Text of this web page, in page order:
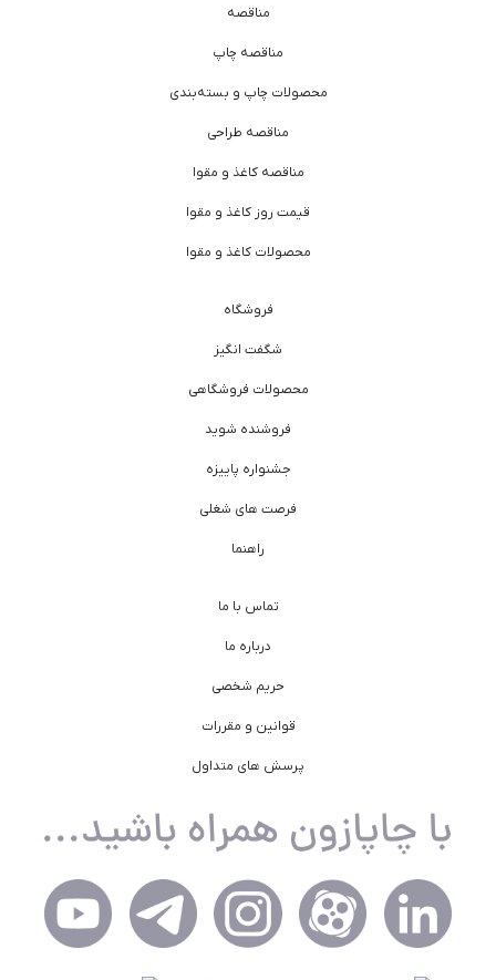
مناقصه
مناقصه چاپ
محصولات چاپ و بسته‌بندی
مناقصه طراحی
مناقصه کاغذ و مقوا
قیمت روز کاغذ و مقوا
محصولات کاغذ و مقوا
فروشگاه
شگفت انگیز
محصولات فروشگاهی
فروشنده شوید
جشنواره پاییزه
فرصت های شغلی
راهنما
تماس با ما
درباره ما
حریم شخصی
قوانین و مقررات
پرسش های متداول